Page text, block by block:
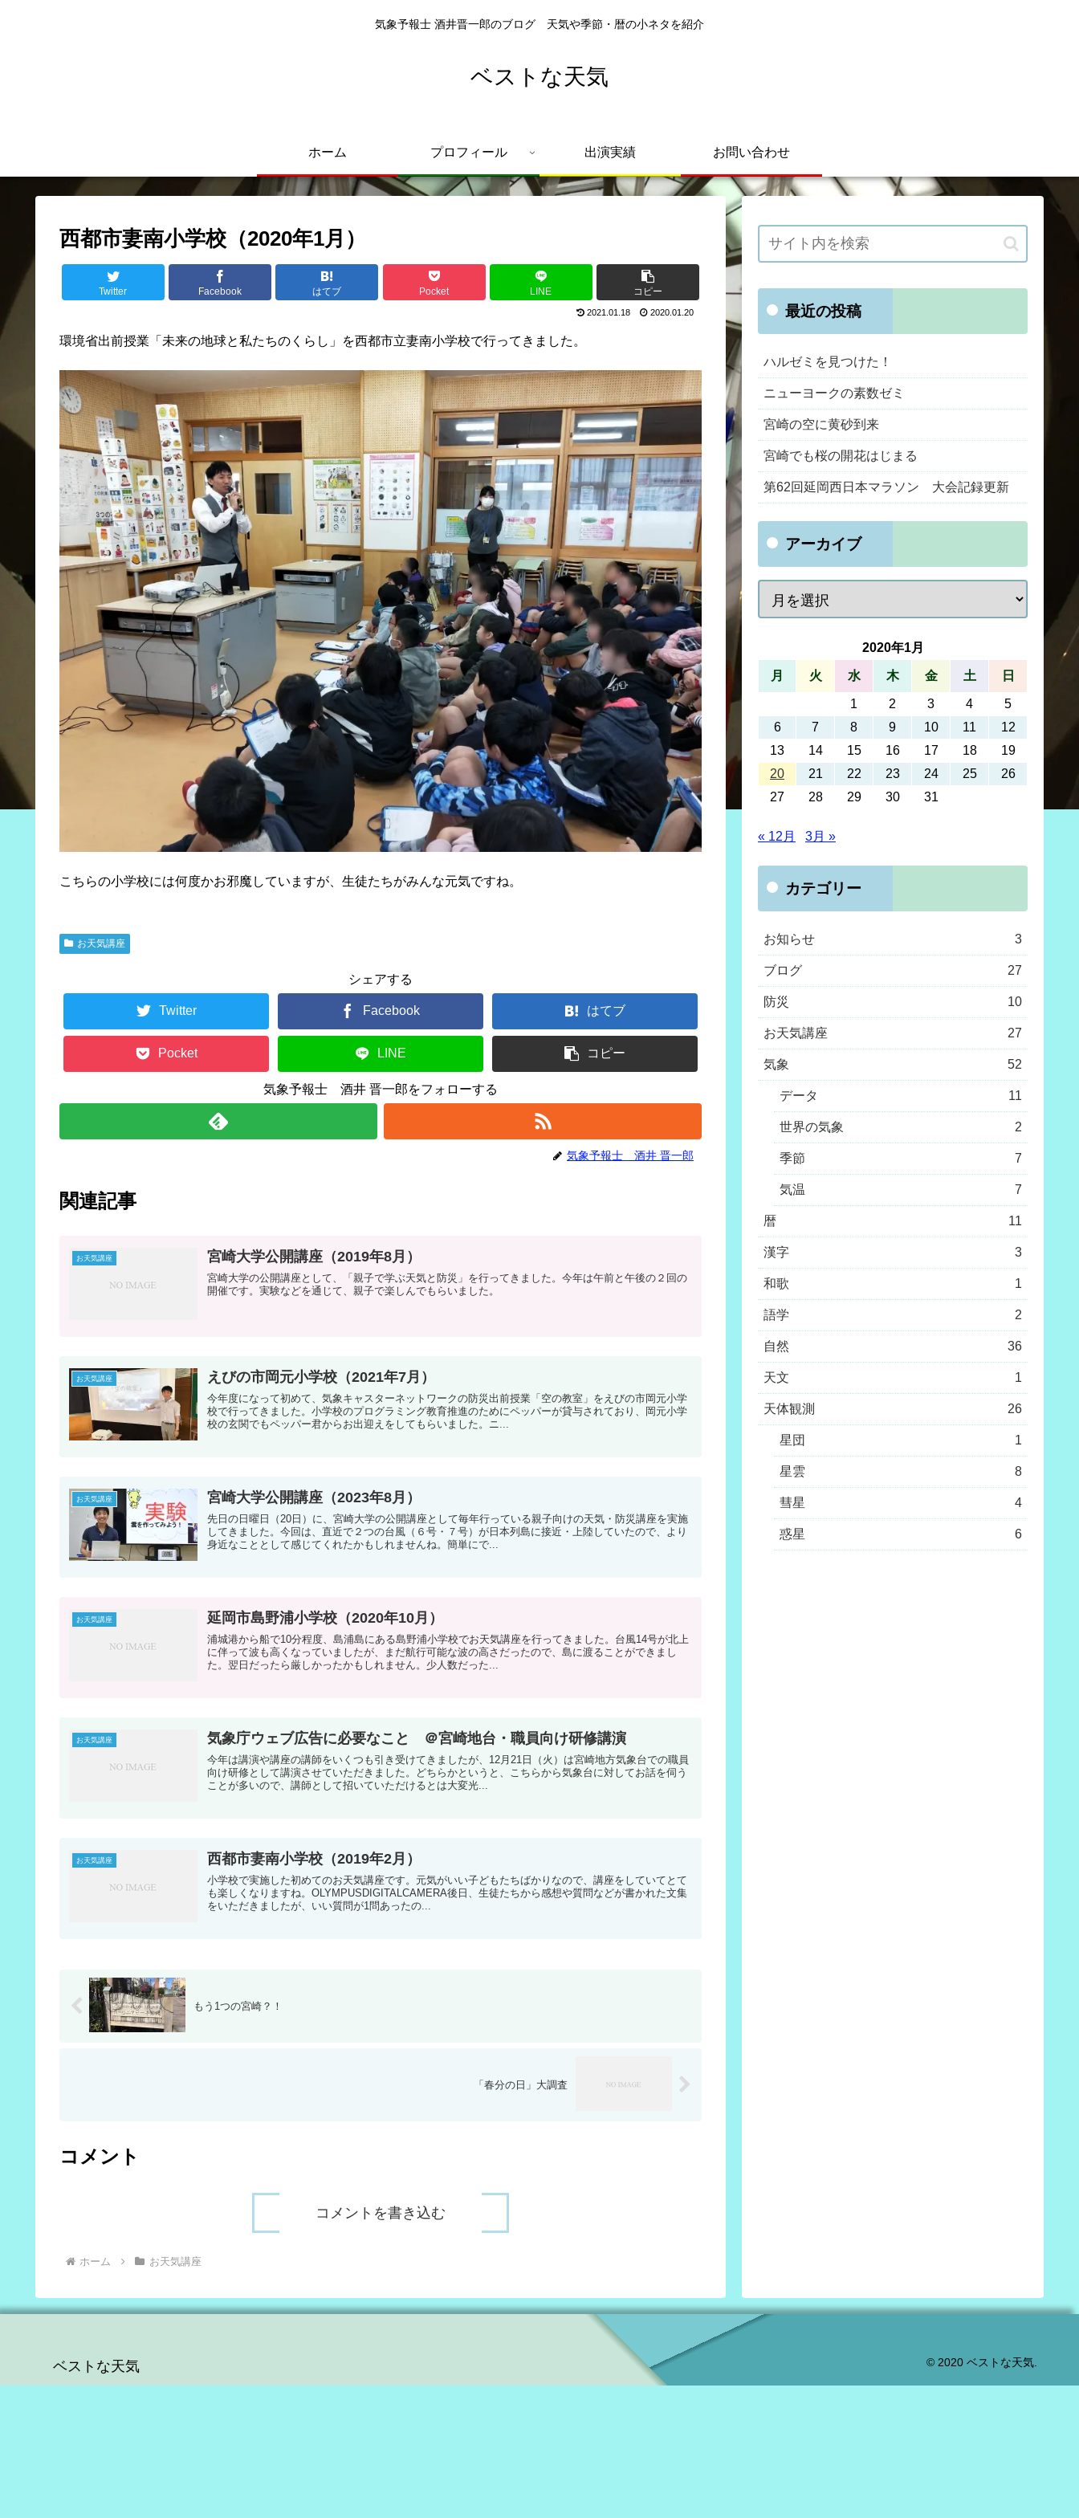
気象予報士 酒井晋一郎のブログ 天気や季節・暦の小ネタを紹介
ベストな天気
ホーム プロフィール 出演実績 お問い合わせ
西都市妻南小学校（2020年1月）
Twitter Facebook はてブ Pocket LINE コピー
2021.01.18 2020.01.20
環境省出前授業「未来の地球と私たちのくらし」を西都市立妻南小学校で行ってきました。
こちらの小学校には何度かお邪魔していますが、生徒たちがみんな元気ですね。
お天気講座
シェアする
Twitter Facebook はてブ
Pocket LINE コピー
気象予報士 酒井 晋一郎をフォローする
気象予報士 酒井 晋一郎
関連記事
お天気講座 宮崎大学公開講座（2019年8月）
宮崎大学の公開講座として、「親子で学ぶ天気と防災」を行ってきました。今年は午前と午後の２回の
開催です。実験などを通じて、親子で楽しんでもらいました。
お天気講座 えびの市岡元小学校（2021年7月）
今年度になって初めて、気象キャスターネットワークの防災出前授業「空の教室」をえびの市岡元小学
校で行ってきました。小学校のプログラミング教育推進のためにペッパーが貸与されており、岡元小学
校の玄関でもペッパー君からお出迎えをしてもらいました。ニ...
お天気講座 宮崎大学公開講座（2023年8月）
先日の日曜日（20日）に、宮崎大学の公開講座として毎年行っている親子向けの天気・防災講座を実施
してきました。今回は、直近で２つの台風（６号・７号）が日本列島に接近・上陸していたので、より
身近なこととして感じてくれたかもしれませんね。簡単にで...
お天気講座 延岡市島野浦小学校（2020年10月）
浦城港から船で10分程度、島浦島にある島野浦小学校でお天気講座を行ってきました。台風14号が北上
に伴って波も高くなっていましたが、まだ航行可能な波の高さだったので、島に渡ることができまし
た。翌日だったら厳しかったかもしれません。少人数だった...
お天気講座 気象庁ウェブ広告に必要なこと ＠宮崎地台・職員向け研修講演
今年は講演や講座の講師をいくつも引き受けてきましたが、12月21日（火）は宮崎地方気象台での職員
向け研修として講演させていただきました。どちらかというと、こちらから気象台に対してお話を伺う
ことが多いので、講師として招いていただけるとは大変光...
お天気講座 西都市妻南小学校（2019年2月）
小学校で実施した初めてのお天気講座です。元気がいい子どもたちばかりなので、講座をしていてとて
も楽しくなりますね。OLYMPUSDIGITALCAMERA後日、生徒たちから感想や質問などが書かれた文集
をいただきましたが、いい質問が1問あったの...
もう1つの宮崎？！
「春分の日」大調査
コメント
コメントを書き込む
ホーム お天気講座
最近の投稿
ハルゼミを見つけた！
ニューヨークの素数ゼミ
宮崎の空に黄砂到来
宮崎でも桜の開花はじまる
第62回延岡西日本マラソン 大会記録更新
アーカイブ
2020年1月
月 火 水 木 金 土 日
1 2 3 4
5
6
7 8 9 10 11
12
13
14 15 16 17 18
19
20
21 22 23 24 25
26
27
28 29 30 31
« 12月 3月 »
カテゴリー
お知らせ 3
ブログ 27
防災 10
お天気講座 27
気象 52
データ 11
世界の気象 2
季節 7
気温 7
暦 11
漢字 3
和歌 1
語学 2
自然 36
天文 1
天体観測 26
星団 1
星雲 8
彗星 4
惑星 6
ベストな天気 © 2020 ベストな天気.